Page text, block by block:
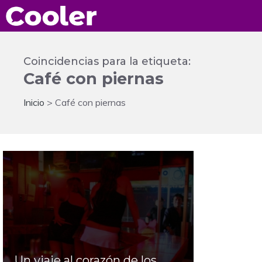
Saltar
al
Coincidencias para la etiqueta:
Café con piernas
Inicio > Café con piernas